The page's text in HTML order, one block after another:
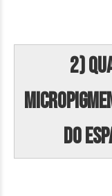
2)
do